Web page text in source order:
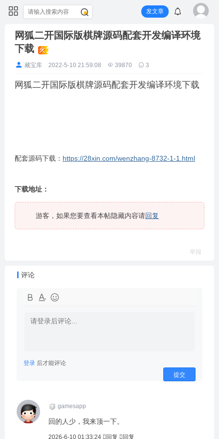
发文章
网狐二开国际版棋牌源码配套开发编译环境
下载
火
藏宝库 2022-5-10 21:59:08 39870 3
网狐二开国际版棋牌源码配套开发编译环境下载
配套源码下载： https://28xin.com/wenzhang-8732-1-1.html
下载地址：
游客，如果您要查看本帖隐藏内容请回复
举报
评论
登录 后才能评论
提交
gamesapp
回的人少，我来顶一下。
2026-6-10 01:33:24 回复 回复